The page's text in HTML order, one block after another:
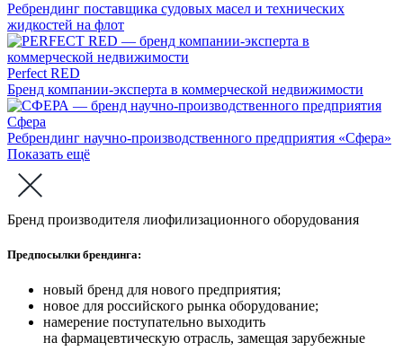
Ребрендинг поставщика судовых масел и технических
жидкостей на флот
Perfect RED
Бренд компании-эксперта в коммерческой недвижимости
Сфера
Ребрендинг научно-производственного предприятия «Сфера»
Показать ещё
Бренд производителя лиофилизационного оборудования
Предпосылки брендинга:
новый бренд для нового предприятия;
новое для российского рынка оборудование;
намерение поступательно выходить
на фармацевтическую отрасль, замещая зарубежные